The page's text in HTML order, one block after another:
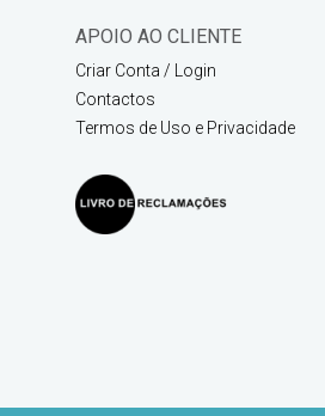
APOIO AO CLIENTE
Criar Conta / Login
Contactos
Termos de Uso e Privacidade